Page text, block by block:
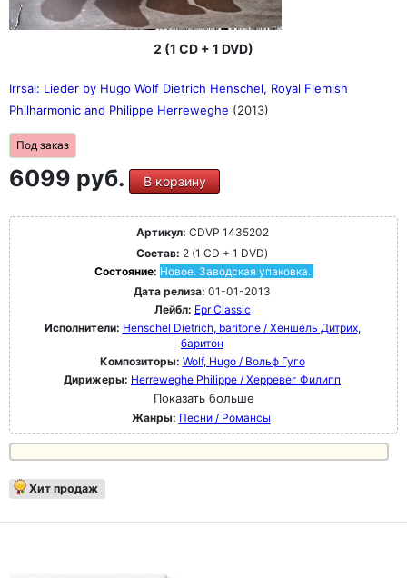
2 (1 CD + 1 DVD)
Irrsal: Lieder by Hugo Wolf Dietrich Henschel, Royal Flemish
Philharmonic and Philippe Herreweghe (2013)
Под заказ
6099 руб. В корзину
Артикул: CDVP 1435202
Состав: 2 (1 CD + 1 DVD)
Состояние: Новое. Заводская упаковка.
Дата релиза: 01-01-2013
Лейбл: Epr Classic
Исполнители: Henschel Dietrich, baritone / Хеншель Дитрих,
баритон
Композиторы: Wolf, Hugo / Вольф Гуго
Дирижеры: Herreweghe Philippe / Херревег Филипп
Показать больше
Жанры: Песни / Романсы
Хит продаж